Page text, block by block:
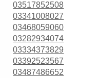
03517852508
03341008027
03468059060
03282934074
03334373829
03392523567
03487486652